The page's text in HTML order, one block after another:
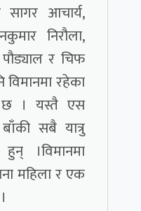
आचार्य,
निरौला,
र चिफ
रहेका
छ । यस्तै एस
सबै यात्रु
।विमानमा
महिला र एक